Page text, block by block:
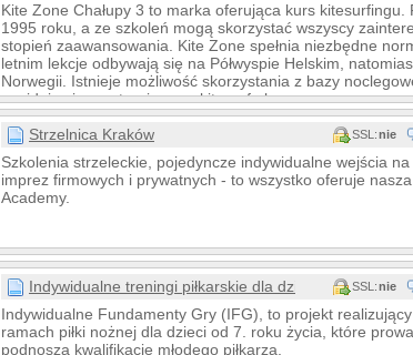
Kite Zone Chałupy 3 to marka oferująca kurs kitesurfingu.
1995 roku, a ze szkoleń mogą skorzystać wszyscy
stopień zaawansowania. Kite Zone spełnia niezbędne
letnim lekcje odbywają się na Półwyspie Helskim,
Norwegii. Istnieje możliwość skorzystania z bazy
znajduje się na stronie www.kitesurf.pl.
Strzelnica Kraków SSL:nie
Szkolenia strzeleckie, pojedyncze indywidualne wejścia
imprez firmowych i prywatnych - to wszystko oferuje
Academy.
Indywidualne treningi piłkarskie dla dzieci SSL:nie
Indywidualne Fundamenty Gry (IFG), to projekt
ramach piłki nożnej dla dzieci od 7. roku życia, które
podnoszą kwalifikacje młodego piłkarza.